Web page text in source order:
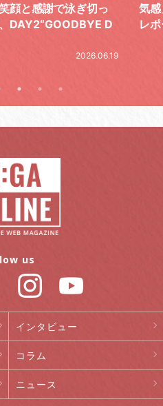
顔と感謝で泳ぎ切っ
DAY2“GOODBYE D
2026.06.19
気
レ
インタビュー
コラム
ニュース
us